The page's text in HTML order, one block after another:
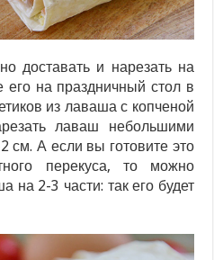
доставать и нарезать на
на праздничный стол в
из лаваша с копченой
лаваш небольшими
см. А если вы готовите это
перекуса, то можно
на 2-3 части: так его будет